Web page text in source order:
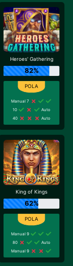
Heroes' Gathering
82%
Manual 7
10
Auto
40
Auto
King of Kings
62%
Manual 9
80
Auto
Manual 9